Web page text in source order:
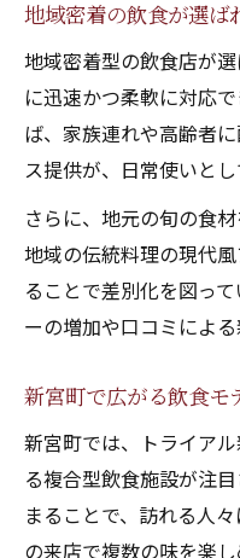
地域密着の飲食が選ば
地域密着型の飲食店が
に迅速かつ柔軟に対応
ば、家族連れや高齢者
ス提供が、日常使いとし
さらに、地元の旬の食
地域の伝統料理の現代
ることで差別化を図っ
ーの増加や口コミによ
新宮町で広がる飲食モ
新宮町では、トライア
る複合型飲食施設が注
まることで、訪れる人
の来店で複数の味を楽し